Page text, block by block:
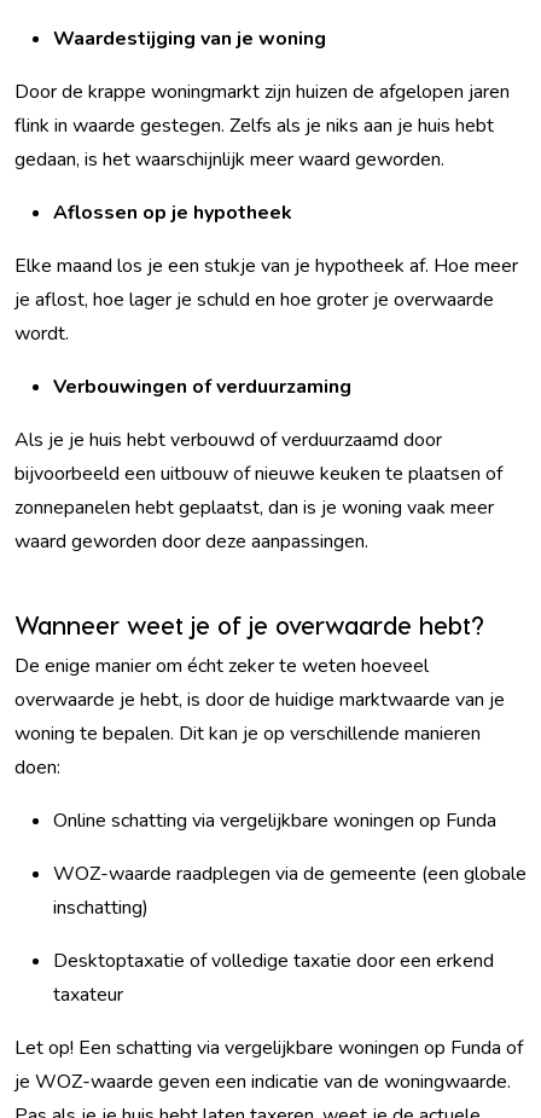
Waardestijging van je woning
Door de krappe woningmarkt zijn huizen de afgelopen jaren
flink in waarde gestegen. Zelfs als je niks aan je huis hebt
gedaan, is het waarschijnlijk meer waard geworden.
Aflossen op je hypotheek
Elke maand los je een stukje van je hypotheek af. Hoe meer
je aflost, hoe lager je schuld en hoe groter je overwaarde
wordt.
Verbouwingen of verduurzaming
Als je je huis hebt verbouwd of verduurzaamd door
bijvoorbeeld een uitbouw of nieuwe keuken te plaatsen of
zonnepanelen hebt geplaatst, dan is je woning vaak meer
waard geworden door deze aanpassingen.
Wanneer weet je of je overwaarde hebt?
De enige manier om écht zeker te weten hoeveel
overwaarde je hebt, is door de huidige marktwaarde van je
woning te bepalen. Dit kan je op verschillende manieren
doen:
Online schatting via vergelijkbare woningen op Funda
WOZ-waarde raadplegen via de gemeente (een globale
inschatting)
Desktoptaxatie of volledige taxatie door een erkend
taxateur
Let op! Een schatting via vergelijkbare woningen op Funda of
je WOZ-waarde geven een indicatie van de woningwaarde.